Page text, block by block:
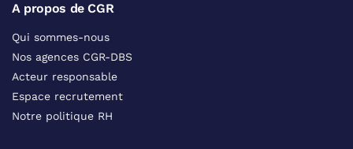
A propos de CGR
Qui sommes-nous
Nos agences CGR-DBS
Acteur responsable
Espace recrutement
Notre politique RH